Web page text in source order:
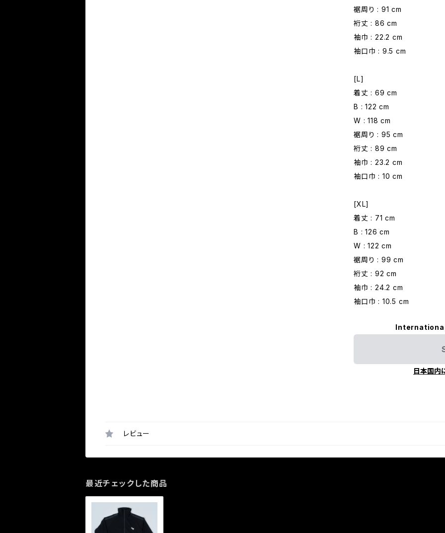
裾周り : 91 cm
裄丈 : 86 cm
袖巾 : 22.2 cm
袖口巾 : 9.5 cm
[L]
着丈 : 69 cm
B : 122 cm
W : 118 cm
裾周り : 95 cm
裄丈 : 89 cm
袖巾 : 23.2 cm
袖口巾 : 10 cm
[XL]
着丈 : 71 cm
B : 126 cm
W : 122 cm
裾周り : 99 cm
裄丈 : 92 cm
袖巾 : 24.2 cm
袖口巾 : 10.5 cm
日本国内
レビュー
最近チェックした商品